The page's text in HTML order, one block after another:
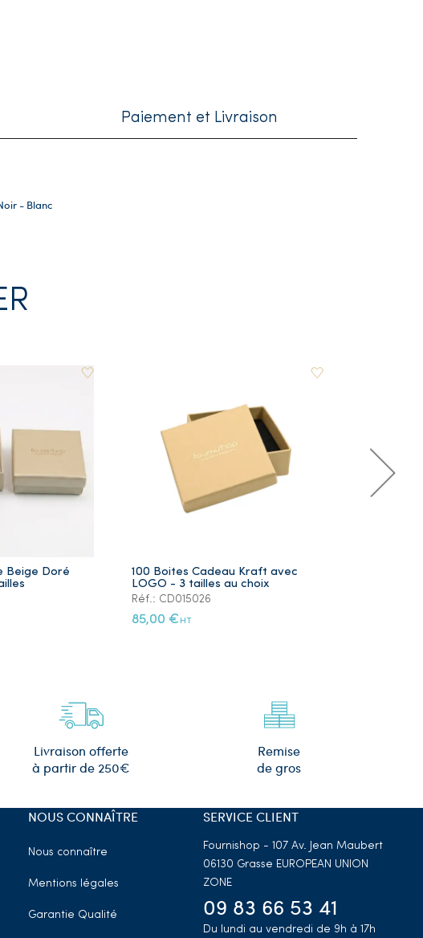
Paiement et Livraison
- Blanc
Beige Doré
100 Boites Cadeau Kraft avec
LOGO - 3 tailles au choix
Réf.: CD015026
85,00 € HT
Livraison offerte
à partir de 250€
Remise
de gros
NOUS CONNAÎTRE
Nous connaître
Mentions légales
Garantie Qualité
SERVICE CLIENT
Fournishop - 107 Av. Jean Maubert
06130 Grasse EUROPEAN UNION
ZONE
09 83 66 53 41
Du lundi au vendredi de 9h à 17h